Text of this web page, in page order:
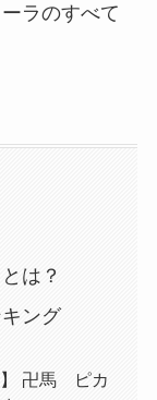
ラのすべて
は？
ング
】 卍馬 ピカ